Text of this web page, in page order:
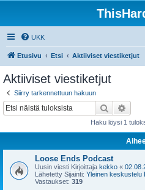
UKK
Etusivu Etsi Aktiiviset viestiketjut
Aktiiviset viestiketjut
Siirry tarkennettuun hakuun
Etsi
Haku löysi 1
Loose Ends Podcast
Uusin viesti Kirjoittaja kekko «
Lähetetty Sijainti: Yleinen keskustelu
Vastaukset: 319